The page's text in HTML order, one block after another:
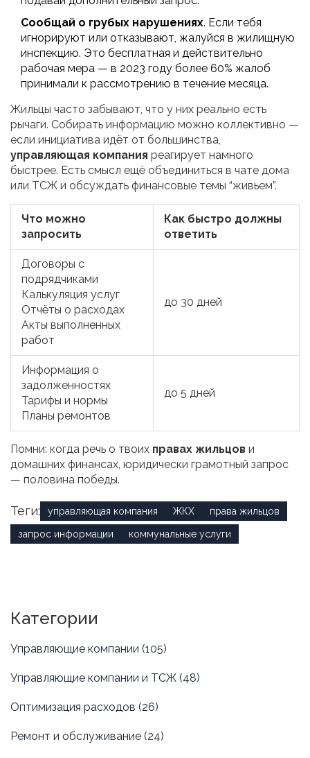
Сообщай о грубых нарушениях. Если тебя
игнорируют или отказывают, жалуйся в жилищную
инспекцию. Это бесплатная и действительно
рабочая мера — в 2023 году более 60% жалоб
принимали к рассмотрению в течение месяца.
Жильцы часто забывают, что у них реально есть
рычаги. Собирать информацию можно коллективно —
если инициатива идёт от большинства,
управляющая компания реагирует намного
быстрее. Есть смысл ещё объединиться в чате дома
или ТСЖ и обсуждать финансовые темы “живьем”.
Что можно
запросить
Как быстро должны
ответить
Договоры с
подрядчиками
Калькуляция услуг
Отчёты о расходах
Акты выполненных
работ
до 30 дней
Информация о
задолженностях
Тарифы и нормы
Планы ремонтов
до 5 дней
Помни: когда речь о твоих правах жильцов и
домашних финансах, юридически грамотный запрос
— половина победы.
Теги: управляющая компания ЖКХ права жильцов
запрос информации коммунальные услуги
Категории
Управляющие компании (105)
Управляющие компании и ТСЖ (48)
Оптимизация расходов (26)
Ремонт и обслуживание (24)